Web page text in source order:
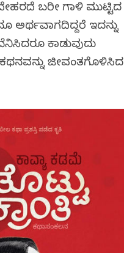
ಬರೀ ಗಾಳಿ ಮುಟ್ಟಿದ
ಅರ್ಥವಾಗದಿದ್ದರೆ ಇದನ್ನು
ಕಾಡುವುದು
ಕಥನವನ್ನು ಜೀವಂತಗೊಳಿಸಿದ